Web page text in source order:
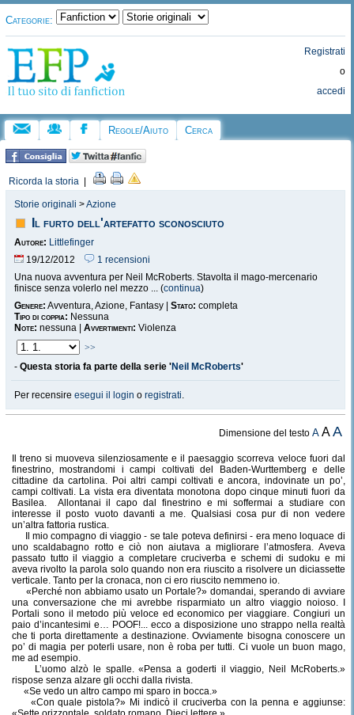
Categorie:
Registrati
o
accedi
Regole/Aiuto Cerca
Ricorda la storia
Storie originali >Azione
Il furto dell'artefatto sconosciuto
Autore: Littlefinger
19/12/2012
1 recensioni
Una nuova avventura per Neil McRoberts. Stavolta il mago-mercenario
finisce senza volerlo nel mezzo ... (continua)
Genere: Avventura, Azione, Fantasy | Stato: completa
Tipo di coppia: Nessuna
Note: nessuna | Avvertimenti: Violenza
>>
- Questa storia fa parte della serie 'Neil McRoberts'
Per recensire esegui il login o registrati.
Dimensione del testoA AA
Il treno si muoveva silenziosamente e il paesaggio scorreva veloce fuori dal
finestrino, mostrandomi i campi coltivati del Baden-Wurttemberg e delle
cittadine da cartolina. Poi altri campi coltivati e ancora, indovinate un po’,
campi coltivati. La vista era diventata monotona dopo cinque minuti fuori da
Basilea.
Allontanai il capo dal finestrino e mi soffermai a studiare con
interesse il posto vuoto davanti a me. Qualsiasi cosa pur di non vedere
un’altra fattoria rustica.
Il mio compagno di viaggio - se tale poteva definirsi - era meno loquace di
uno scaldabagno rotto e ciò non aiutava a migliorare l’atmosfera. Aveva
passato tutto il viaggio a completare cruciverba e schemi di sudoku e mi
aveva rivolto la parola solo quando non era riuscito a risolvere un diciassette
verticale. Tanto per la cronaca, non ci ero riuscito nemmeno io.
«Perché non abbiamo usato un Portale?» domandai, sperando di avviare
una conversazione che mi avrebbe risparmiato un altro viaggio noioso. I
Portali sono il metodo più veloce ed economico per viaggiare. Congiuri un
paio d’incantesimi e… POOF!... ecco a disposizione uno strappo nella realtà
che ti porta direttamente a destinazione. Ovviamente bisogna conoscere un
po’ di magia per poterli usare, non è roba per tutti. Ci vuole un buon mago,
me ad esempio.
L’uomo alzò le spalle. «Pensa a goderti il viaggio, Neil McRoberts.»
rispose senza alzare gli occhi dalla rivista.
«Se vedo un altro campo mi sparo in bocca.»
«Con quale pistola?» Mi indicò il cruciverba con la penna e aggiunse: